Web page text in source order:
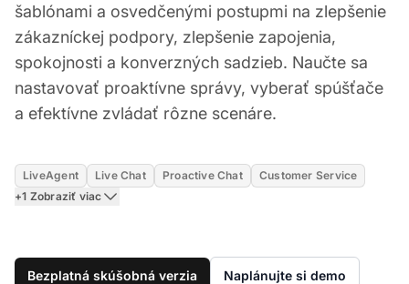
šablónami a osvedčenými postupmi na zlepšenie
zákazníckej podpory, zlepšenie zapojenia,
spokojnosti a konverzných sadzieb. Naučte sa
nastavovať proaktívne správy, vyberať spúšťače
a efektívne zvládať rôzne scenáre.
LiveAgent Live Chat Proactive Chat
Customer Service
+1 Zobraziť viac
Bezplatná skúšobná verzia Naplánujte si demo